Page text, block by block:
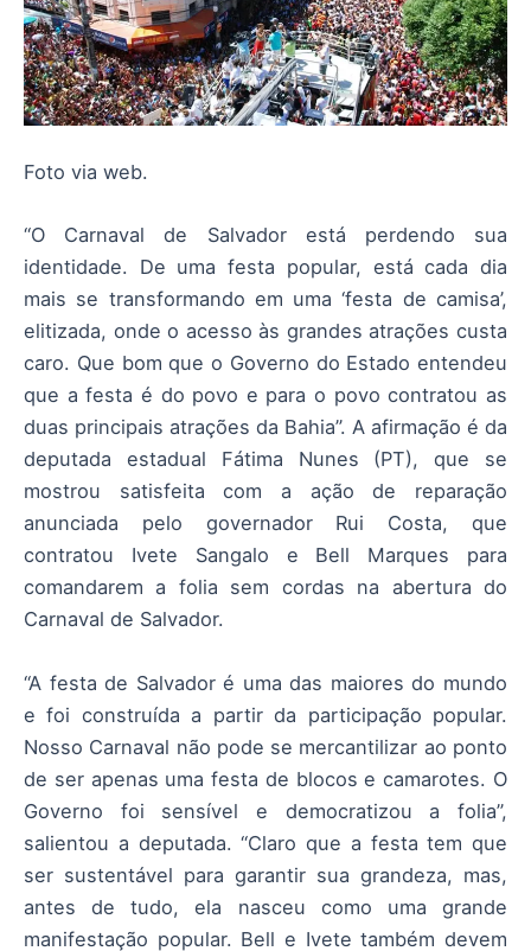
Foto via web.
“O Carnaval de Salvador está perdendo sua
identidade. De uma festa popular, está cada dia
mais se transformando em uma ‘festa de camisa’,
elitizada, onde o acesso às grandes atrações custa
caro. Que bom que o Governo do Estado entendeu
que a festa é do povo e para o povo contratou as
duas principais atrações da Bahia”. A afirmação é da
deputada estadual Fátima Nunes (PT), que se
mostrou satisfeita com a ação de reparação
anunciada pelo governador Rui Costa, que
contratou Ivete Sangalo e Bell Marques para
comandarem a folia sem cordas na abertura do
Carnaval de Salvador.
“A festa de Salvador é uma das maiores do mundo
e foi construída a partir da participação popular.
Nosso Carnaval não pode se mercantilizar ao ponto
de ser apenas uma festa de blocos e camarotes. O
Governo foi sensível e democratizou a folia”,
salientou a deputada. “Claro que a festa tem que
ser sustentável para garantir sua grandeza, mas,
antes de tudo, ela nasceu como uma grande
manifestação popular. Bell e Ivete também devem